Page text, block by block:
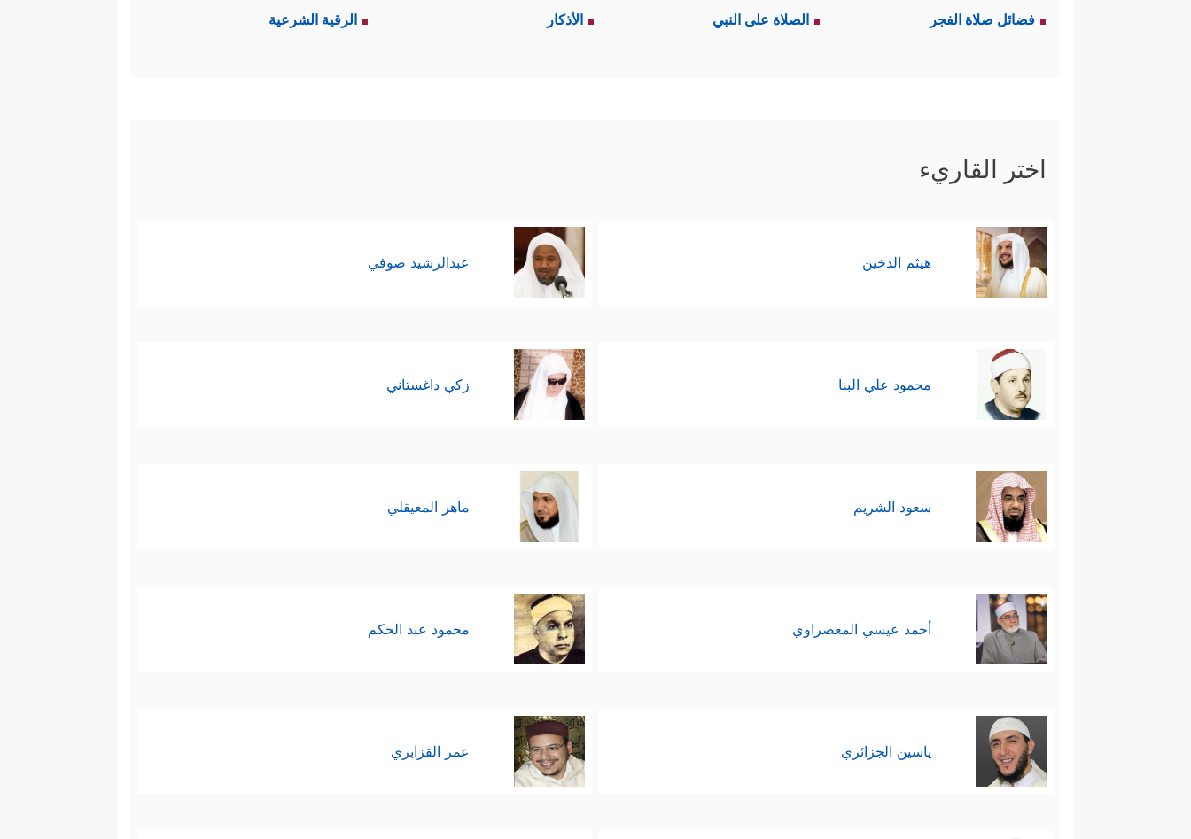
فضائل صلاة الفجر الصلاة على النبي الأذكار الرقية الشرعية
اختر القاريء
هيثم الدخين عبدالرشيد صوفي
محمود علي البنا زكي داغستاني
سعود الشريم ماهر المعيقلي
أحمد عيسي المعصراوي محمود عبد الحكم
ياسين الجزائري عمر القزابري